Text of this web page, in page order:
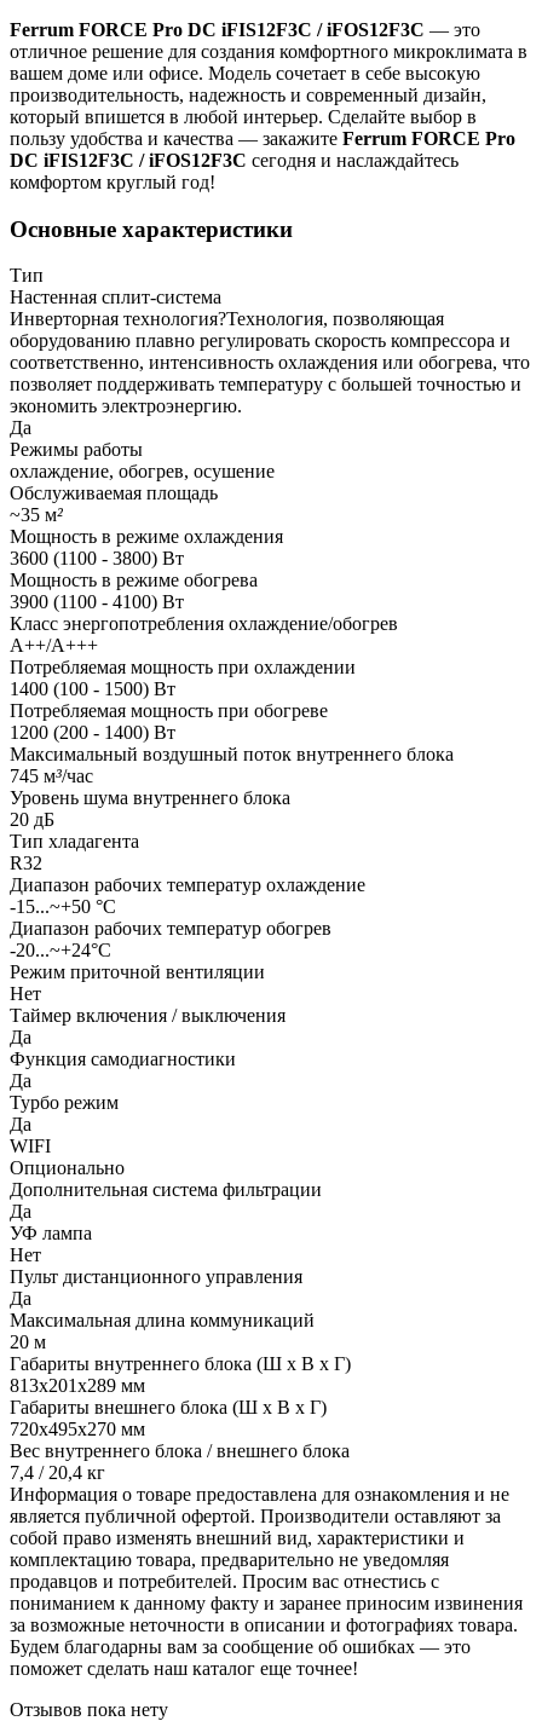
Ferrum FORCE Pro DC iFIS12F3C / iFOS12F3C — это
отличное решение для создания комфортного микроклимата в
вашем доме или офисе. Модель сочетает в себе высокую
производительность, надежность и современный дизайн,
который впишется в любой интерьер. Сделайте выбор в
пользу удобства и качества — закажите Ferrum FORCE Pro
DC iFIS12F3C / iFOS12F3C сегодня и наслаждайтесь
комфортом круглый год!
Основные характеристики
Тип
Настенная сплит-система
Инверторная технология?Технология, позволяющая
оборудованию плавно регулировать скорость компрессора и
соответственно, интенсивность охлаждения или обогрева, что
позволяет поддерживать температуру с большей точностью и
экономить электроэнергию.
Да
Режимы работы
охлаждение, обогрев, осушение
Обслуживаемая площадь
~35 м²
Мощность в режиме охлаждения
3600 (1100 - 3800) Вт
Мощность в режиме обогрева
3900 (1100 - 4100) Вт
Класс энергопотребления охлаждение/обогрев
A++/A+++
Потребляемая мощность при охлаждении
1400 (100 - 1500) Вт
Потребляемая мощность при обогреве
1200 (200 - 1400) Вт
Максимальный воздушный поток внутреннего блока
745 м³/час
Уровень шума внутреннего блока
20 дБ
Тип хладагента
R32
Диапазон рабочих температур охлаждение
-15...~+50 °С
Диапазон рабочих температур обогрев
-20...~+24°С
Режим приточной вентиляции
Нет
Таймер включения / выключения
Да
Функция самодиагностики
Да
Турбо режим
Да
WIFI
Опционально
Дополнительная система фильтрации
Да
УФ лампа
Нет
Пульт дистанционного управления
Да
Максимальная длина коммуникаций
20 м
Габариты внутреннего блока (Ш х В х Г)
813х201х289 мм
Габариты внешнего блока (Ш х В х Г)
720х495х270 мм
Вес внутреннего блока / внешнего блока
7,4 / 20,4 кг
Информация о товаре предоставлена для ознакомления и не
является публичной офертой. Производители оставляют за
собой право изменять внешний вид, характеристики и
комплектацию товара, предварительно не уведомляя
продавцов и потребителей. Просим вас отнестись с
пониманием к данному факту и заранее приносим извинения
за возможные неточности в описании и фотографиях товара.
Будем благодарны вам за сообщение об ошибках — это
поможет сделать наш каталог еще точнее!
Отзывов пока нету